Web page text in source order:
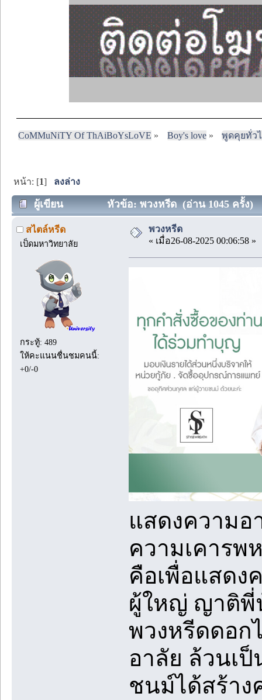
CoMMuNiTY Of ThAiBoYsLoVE » Boy's love» พูดคุยทั่ว
หน้า: [1] ลงล่าง
ผู้เขียน หัวข้อ: พวงหรีด (อ่าน 1045 ครั้ง)
สไตล์หรีด
เป็ดมหาวิทยาลัย
กระทู้: 489
ให้คะแนนชื่นชมคนนี้:
+0/-0
พวงหรีด
« เมื่อ26-08-2025 00:06:58 »
แสดงความอ
ความเคารพ
คือเพื่อแสดง
ผู้ใหญ่ ญาติพี่
พวงหรีดดอก
อาลัย ล้วนเ
ชนม์ได้สร้าง